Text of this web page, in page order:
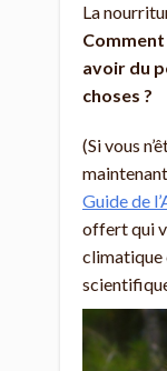
La
avoir du
choses ?
(Si vous
Guide de
offert qui
climatique